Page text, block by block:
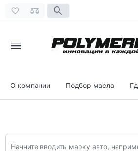
О компании Подбор масла